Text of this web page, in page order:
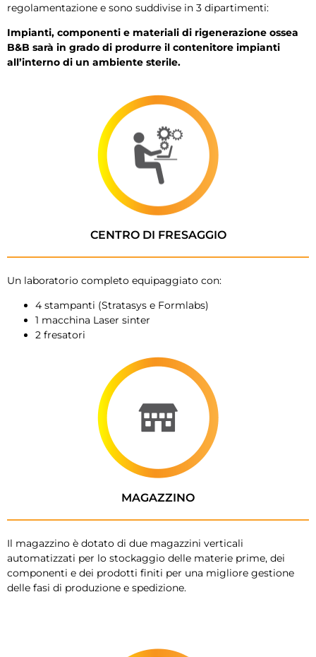
regolamentazione e sono suddivise in 3 dipartimenti:
Impianti, componenti e materiali di rigenerazione ossea
B&B sarà in grado di produrre il contenitore impianti
all’interno di un ambiente sterile.
CENTRO DI FRESAGGIO
Un laboratorio completo equipaggiato con:
4 stampanti (Stratasys e Formlabs)
1 macchina Laser sinter
2 fresatori
MAGAZZINO
Il magazzino è dotato di due magazzini verticali
automatizzati per lo stockaggio delle materie prime, dei
componenti e dei prodotti finiti per una migliore gestione
delle fasi di produzione e spedizione.